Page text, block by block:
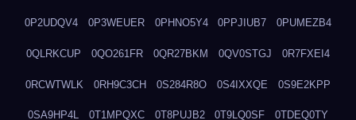
0P2UDQV4 0P3WEUER 0PHNO5Y4 0PPJIUB7 0PUMEZB4
0QLRKCUP 0QO261FR 0QR27BKM 0QV0STGJ 0R7FXEI4
0RCWTWLK 0RH9C3CH 0S284R8O 0S4IXXQE 0S9E2KPP
0SA9HP4L 0T1MPQXC 0T8PUJB2 0T9LQ0SF 0TDEQ0TY